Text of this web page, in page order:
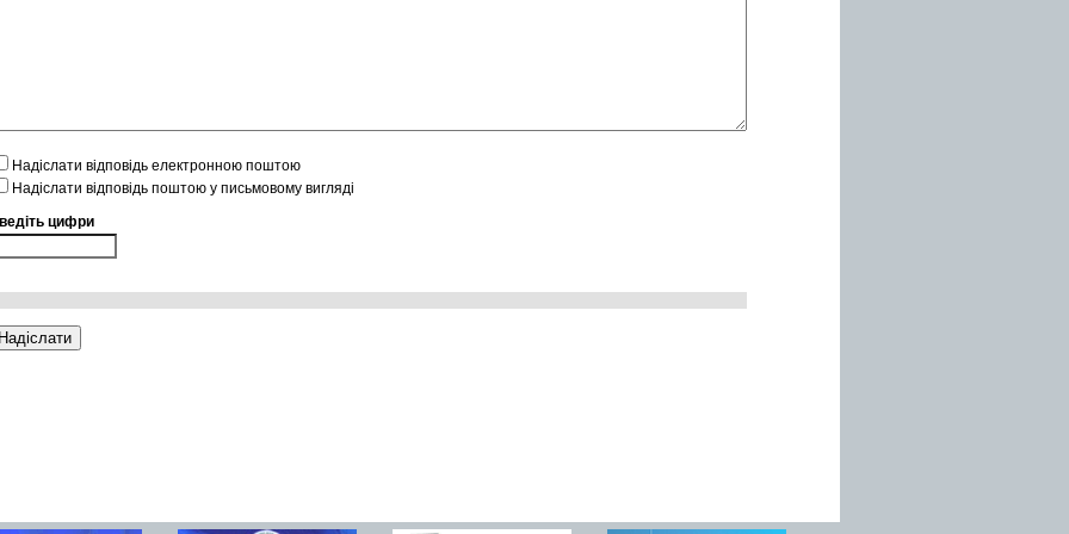
Надіслати відповідь електронною поштою
Надіслати відповідь поштою у письмовому вигляді
цифри